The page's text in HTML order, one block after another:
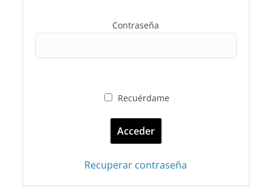
Contraseña
Recuérdame
Recuperar contraseña